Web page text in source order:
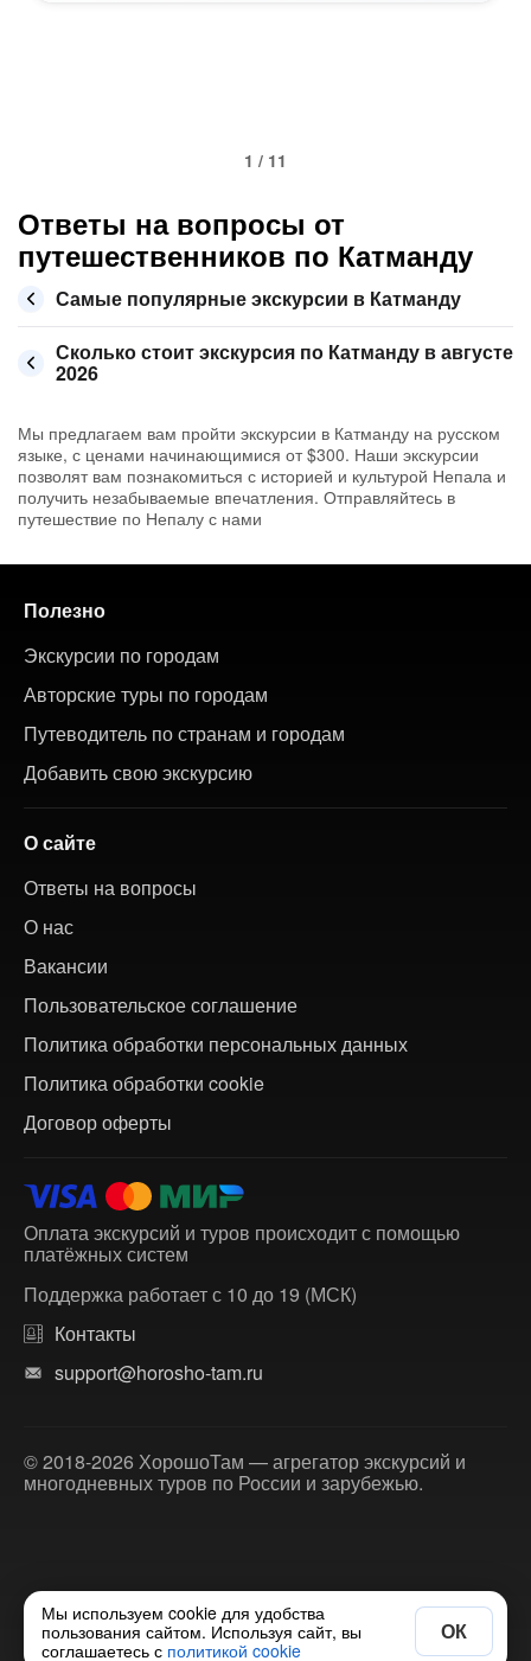
1 / 11
Ответы на вопросы от
путешественников по Катманду
Самые популярные экскурсии в Катманду
Сколько стоит экскурсия по Катманду в августе
2026
Мы предлагаем вам пройти экскурсии в Катманду на русском
языке, с ценами начинающимися от $300. Наши экскурсии
позволят вам познакомиться с историей и культурой Непала и
получить незабываемые впечатления. Отправляйтесь в
путешествие по Непалу с нами
Полезно
Экскурсии по городам
Авторские туры по городам
Путеводитель по странам и городам
Добавить свою экскурсию
О сайте
Ответы на вопросы
О нас
Вакансии
Пользовательское соглашение
Политика обработки персональных данных
Политика обработки cookie
Договор оферты
Оплата экскурсий и туров происходит с помощью
платёжных систем
Поддержка работает с 10 до 19 (МСК)
Контакты
support@horosho-tam.ru
© 2018-2026 ХорошоТам — агрегатор экскурсий и
многодневных туров по России и зарубежью.
Мы используем cookie для удобства
пользования сайтом. Используя сайт, вы
соглашаетесь с политикой cookie
ОК